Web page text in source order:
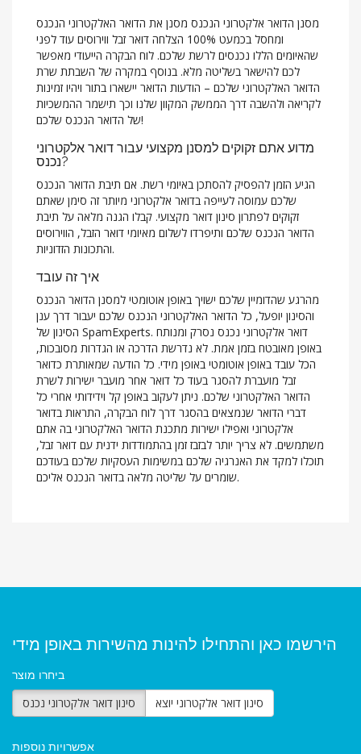
מסנן הדואר אלקטרוני הנכנס מסנן את הדואר האלקטרוני הנכנס
ומחסל בכמעט 100% הצלחה דואר זבל ווירוסים עוד לפני
שהאיומים הללו נכנסים לרשת שלכם. לוח הבקרה הייעודי מאפשר
לכם להישאר בשליטה מלא. בנוסף במקרה של השבתת שרת
הדואר האלקטרוני שלכם – הודעות הדואר יישארו בתור ויהיו זמינות
לקריאה ולהשבה דרך הממשק המקוון שלנו וכך תישמר ההמשכיות
של הדואר הנכנס שלכם!
מדוע אתם זקוקים למסנן מקצועי עבור דואר אלקטרוני
נכנס?
הגיע הזמן להפסיק להסתכן באיומי רשת. אם תיבת הדואר הנכנס
שלכם עמוסה לעייפה בדואר אלקטרוני מיותר זה סימן שאתם
זקוקים לפתרון סינון דואר מקצועי. קבלו הגנה מלאה על תיבת
הדואר הנכנס שלכם ותיפרדו לשלום מאיומי דואר הזבל, הווירוסים
והתכונות הזדוניות.
איך זה עובד
מהרגע שהדומיין שלכם ישויך באופן אוטומטי למסנן הדואר הנכנס
והסינון יופעל, כל הדואר האלקטרוני הנכנס שלכם יעבור דרך ענן
הסינון של SpamExperts. דואר אלקטרוני נכנס נסרק ומנותח
באופן מאובטח בזמן אמת. לא נדרשת הדרכה או הגדרות מסובכות,
הכל עובד באופן אוטומטי באופן מידי. כל הודעה שמאותרת כדואר
זבל מועברת להסגר בעוד כל דואר אחר מועבר ישירות לשרת
הדואר האלקטרוני שלכם. ניתן לעקוב באופן קל וידידותי אחרי כל
דברי הדואר שנמצאים בהסגר דרך לוח הבקרה, התראות בדואר
אלקטרוני ואפילו ישירות מתכנת הדואר האלקטרוני בה אתם
משתמשים. לא צריך יותר לבזבז זמן בהתמודדות ידנית עם דואר זבל,
תוכלו למקד את האנרגיה שלכם במשימות העסקיות שלכם בעודכם
שומרים על שליטה מלאה בדואר הנכנס אליכם.
הירשמו כאן והתחילו להינות מהשירות באופן מידי
ביחרו מוצר
סינון דואר אלקטרוני נכנס סינון דואר אלקטרוני יוצא
אפשרויות נוספות